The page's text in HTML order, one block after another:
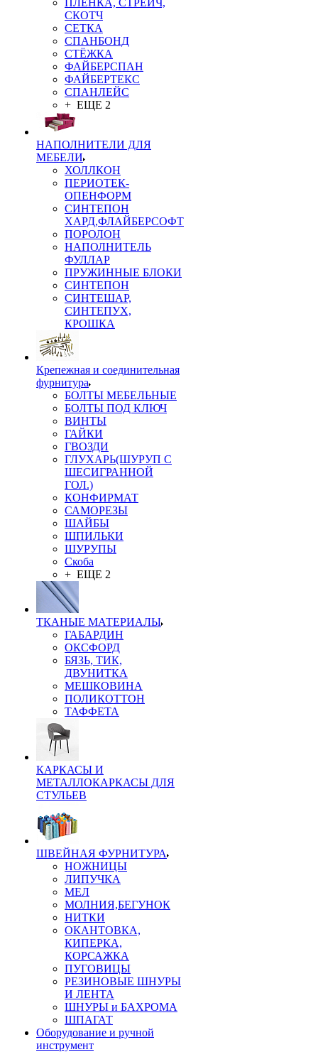
ПЛЁНКА, СТРЕЙЧ,
СКОТЧ
СЕТКА
СПАНБОНД
СТЁЖКА
ФАЙБЕРСПАН
ФАЙБЕРТЕКС
СПАНЛЕЙС
+ ЕЩЕ 2
НАПОЛНИТЕЛИ ДЛЯ
МЕБЕЛИ
ХОЛЛКОН
ПЕРИОТЕК-
ОПЕНФОРМ
СИНТЕПОН
ХАРД,ФЛАЙБЕРСОФТ
ПОРОЛОН
НАПОЛНИТЕЛЬ
ФУЛЛАР
ПРУЖИННЫЕ БЛОКИ
СИНТЕПОН
СИНТЕШАР,
СИНТЕПУХ,
КРОШКА
Крепежная и соединительная
фурнитура
БОЛТЫ МЕБЕЛЬНЫЕ
БОЛТЫ ПОД КЛЮЧ
ВИНТЫ
ГАЙКИ
ГВОЗДИ
ГЛУХАРЬ(ШУРУП С
ШЕСИГРАННОЙ
ГОЛ.)
КОНФИРМАТ
САМОРЕЗЫ
ШАЙБЫ
ШПИЛЬКИ
ШУРУПЫ
Скоба
+ ЕЩЕ 2
ТКАНЫЕ МАТЕРИАЛЫ
ГАБАРДИН
ОКСФОРД
БЯЗЬ, ТИК,
ДВУНИТКА
МЕШКОВИНА
ПОЛИКОТТОН
ТАФФЕТА
КАРКАСЫ И
МЕТАЛЛОКАРКАСЫ ДЛЯ
СТУЛЬЕВ
ШВЕЙНАЯ ФУРНИТУРА
НОЖНИЦЫ
ЛИПУЧКА
МЕЛ
МОЛНИЯ,БЕГУНОК
НИТКИ
ОКАНТОВКА,
КИПЕРКА,
КОРСАЖКА
ПУГОВИЦЫ
РЕЗИНОВЫЕ ШНУРЫ
И ЛЕНТА
ШНУРЫ и БАХРОМА
ШПАГАТ
Оборудование и ручной
инструмент